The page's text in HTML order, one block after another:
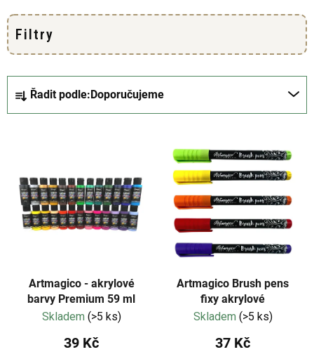
z
Řadit podle:Doporučujeme
Artmagico - akrylové
barvy Premium 59 ml
Skladem (>5 ks)
39 Kč
Artmagico Brush pens
fixy akrylové
Skladem (>5 ks)
37 Kč